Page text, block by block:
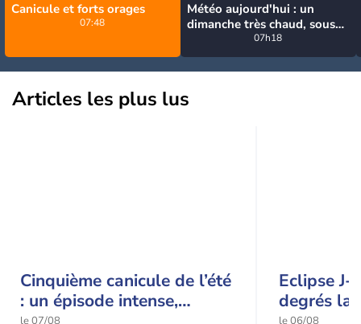
Canicule et forts orages
07:48
Météo aujourd'hui : un
dimanche très chaud, sous
la menace de quelques
orages
07h18
Articles les plus lus
Cinquième canicule de l’été
: un épisode intense,
le 07/08
Eclipse J-
degrés la
le 06/08